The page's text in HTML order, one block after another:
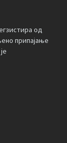
од
припајање